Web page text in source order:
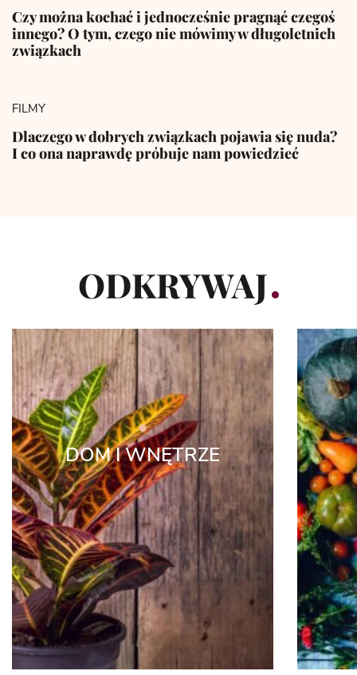
Czy można kochać i jednocześnie pragnąć czegoś
innego? O tym, czego nie mówimy w długoletnich
związkach
FILMY
Dlaczego w dobrych związkach pojawia się nuda?
I co ona naprawdę próbuje nam powiedzieć
ODKRYWAJ
DOM I WNĘTRZE